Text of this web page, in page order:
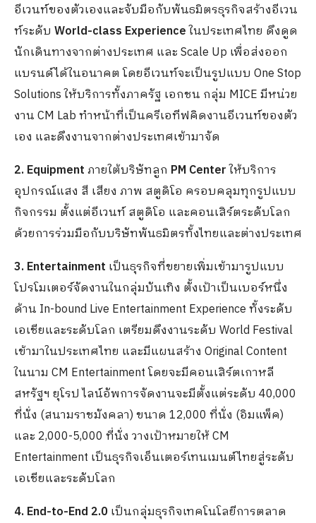
อีเวนท์ของตัวเองและจับมือกับพันธมิตรธุรกิจสร้างอีเวน
ท์ระดับ World-class Experienceในประเทศไทย ดึงดูด
นักเดินทางจากต่างประเทศ และ Scale Up เพื่อส่งออก
แบรนด์ได้ในอนาคต โดยอีเวนท์จะเป็นรูปแบบ One Stop
Solutions ให้บริการทั้งภาครัฐ เอกชน กลุ่ม MICE มีหน่วย
งาน CM Lab ทำหน้าที่เป็นครีเอทีฟคิดงานอีเวนท์ของตัว
เอง และดึงงานจากต่างประเทศเข้ามาจัด
2. Equipmentภายใต้บริษัทลูก PM Centerให้บริการ
อุปกรณ์แสง สี เสียง ภาพ สตูดิโอ ครอบคลุมทุกรูปแบบ
กิจกรรม ตั้งแต่อีเวนท์ สตูดิโอ และคอนเสิร์ตระดับโลก
ด้วยการร่วมมือกับบริษัทพันธมิตรทั้งไทยและต่างประเทศ
3. Entertainment เป็นธุรกิจที่ขยายเพิ่มเข้ามารูปแบบ
โปรโมเตอร์จัดงานในกลุ่มบันเทิง ตั้งเป้าเป็นเบอร์หนึ่ง
ด้าน In-bound Live Entertainment Experience ทั้งระดับ
เอเชียและระดับโลก เตรียมดึงงานระดับ World Festival
เข้ามาในประเทศไทย และมีแผนสร้าง Original Content
ในนาม CM Entertainment โดยจะมีคอนเสิร์ตเกาหลี
สหรัฐฯ ยุโรป ไลน์อัพการจัดงานจะมีตั้งแต่ระดับ 40,000
ที่นั่ง (สนามราชมังคลา) ขนาด 12,000 ที่นั่ง (อิมแพ็ค)
และ 2,000-5,000 ที่นั่ง วางเป้าหมายให้ CM
Entertainment เป็นธุรกิจเอ็นเตอร์เทนเมนต์ไทยสู่ระดับ
เอเชียและระดับโลก
4. End-to-End 2.0เป็นกลุ่มธุรกิจเทคโนโลยีการตลาด